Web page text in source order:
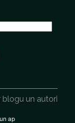
blogu un autori
ap